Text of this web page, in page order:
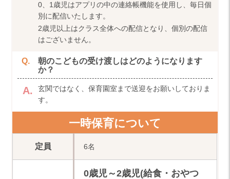
0、1歳児はアプリの中の連絡帳機能を使用し、毎日個
別に配信いたします。
2歳児以上はクラス全体への配信となり、個別の配信
はございません。
朝のこどもの受け渡しはどのようになります
か？
玄関ではなく、保育園室まで送迎をお願いしておりま
す。
一時保育について
定員 6名
0歳児～2歳児(給食・おやつ